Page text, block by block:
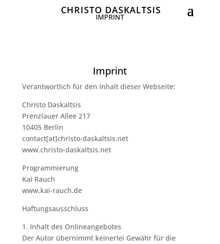
CHRISTO DASKALTSIS
IMPRINT
Imprint
Verantwortlich für den Inhalt dieser Webseite:
Christo Daskaltsis
Prenzlauer Allee 217
10405 Berlin
contact[at]christo-daskaltsis.net
www.christo-daskaltsis.net
Programmierung
Kai Rauch
www.kai-rauch.de
Haftungsausschluss
1. Inhalt des Onlineangebotes
Der Autor übernimmt keinerlei Gewähr für die